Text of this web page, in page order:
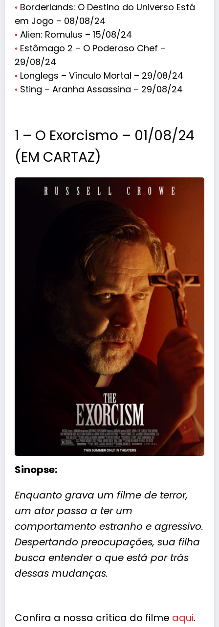
◦ Borderlands: O Destino do Universo Está
em Jogo – 08/08/24
◦ Alien: Romulus – 15/08/24
◦ Estômago 2 – O Poderoso Chef –
29/08/24
◦ Longlegs – Vínculo Mortal – 29/08/24
◦ Sting – Aranha Assassina – 29/08/24
1 – O Exorcismo – 01/08/24
(EM CARTAZ)
Sinopse:
Enquanto grava um filme de terror,
um ator passa a ter um
comportamento estranho e agressivo.
Despertando preocupações, sua filha
busca entender o que está por trás
dessas mudanças.
Confira a nossa crítica do filme aqui.